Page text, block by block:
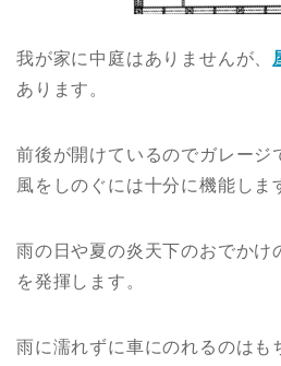
我が家に中庭はありませんが、
あります。
前後が開けているのでガレージ
風をしのぐには十分に機能しま
雨の日や夏の炎天下のおでかけ
を発揮します。
雨に濡れずに車にのれるのはも